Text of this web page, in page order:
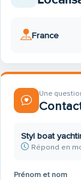
France
Une
Styl boat
Répond en
Prénom et nom